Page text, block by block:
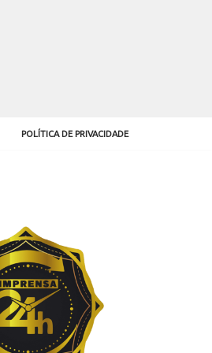
POLÍTICA DE PRIVACIDADE